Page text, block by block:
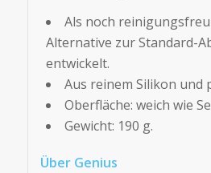
Als noch
Alternative zur Standard-
entwickelt.
Aus reinem Silikon und
Oberfläche: weich wie
Gewicht: 190 g.
Über Genius